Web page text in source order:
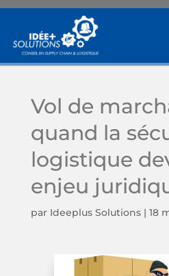
Vol de
quand la
logistique
enjeu
par Ideeplus Solutions| 18